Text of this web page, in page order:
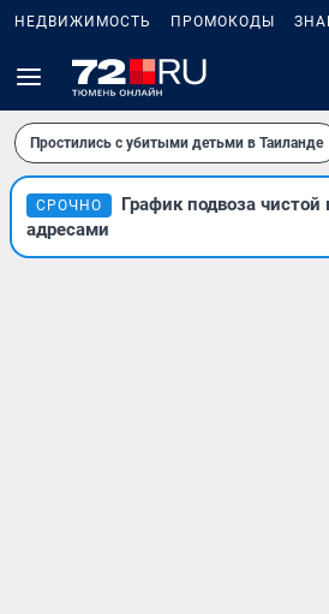
НЕДВИЖИМОСТЬ ПРОМОКОДЫ
Простились с убитыми детьми в Таиланде
СРОЧНО
График подвоза чистой
адресами